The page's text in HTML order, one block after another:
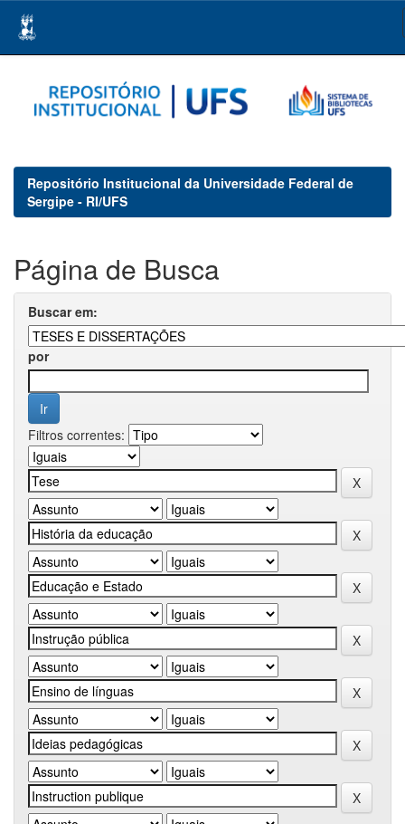
navigation
Repositório Institucional da Universidade Federal de
Sergipe - RI/UFS
Página de Busca
Buscar em:
por
Filtros correntes: